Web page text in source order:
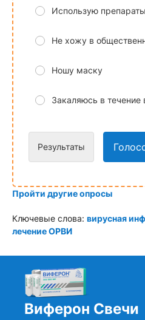
Виферон Свечи
Использую
Не хожу в
Ношу маску
Закаляюсь в течение
Результаты
Пройти другие опросы
Ключевые слова: вирусная
лечение ОРВИ